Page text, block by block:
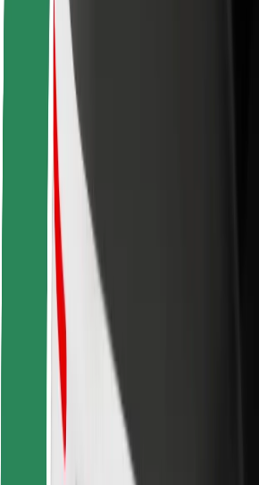
Safety Lab
Ciudades
Dónde estamos
Soluciones para las ciudades
Aeropuertos
Estaciones de carga de Bolt
Soporte
Para usuarios
Para conductores
Para repartidores
Bolt Food
Para propietarios de flota